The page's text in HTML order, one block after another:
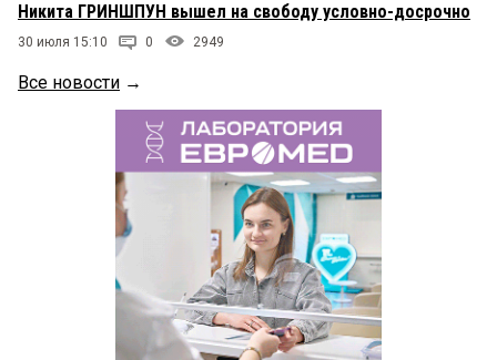
Никита ГРИНШПУН вышел на свободу условно-досрочно
30 июля 15:10 0 2949
Все новости →